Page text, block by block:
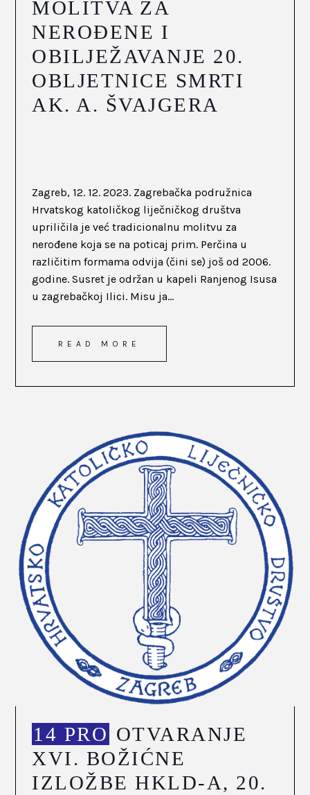
MOLITVA ZA
NEROĐENE I
OBILJEŽAVANJE 20.
OBLJETNICE SMRTI
AK. A. ŠVAJGERA
Zagreb, 12. 12. 2023. Zagrebačka podružnica
Hrvatskog katoličkog liječničkog društva
upriličila je već tradicionalnu molitvu za
nerođene koja se na poticaj prim. Perčina u
različitim formama odvija (čini se) još od 2006.
godine. Susret je održan u kapeli Ranjenog Isusa
u zagrebačkoj Ilici. Misu ja...
READ MORE
14 PRO OTVARANJE
XVI. BOŽIĆNE
IZLOŽBE HKLD-A, 20.